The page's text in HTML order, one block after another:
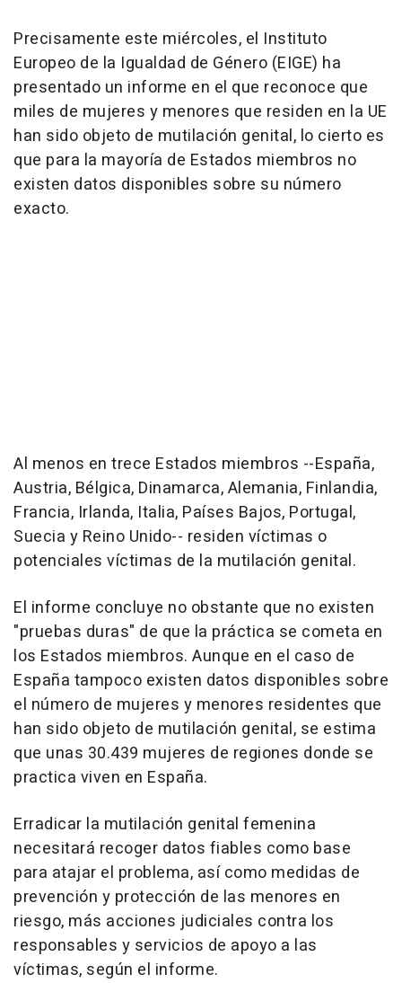
Precisamente este miércoles, el Instituto
Europeo de la Igualdad de Género (EIGE) ha
presentado un informe en el que reconoce que
miles de mujeres y menores que residen en la UE
han sido objeto de mutilación genital, lo cierto es
que para la mayoría de Estados miembros no
existen datos disponibles sobre su número
exacto.
Al menos en trece Estados miembros --España,
Austria, Bélgica, Dinamarca, Alemania, Finlandia,
Francia, Irlanda, Italia, Países Bajos, Portugal,
Suecia y Reino Unido-- residen víctimas o
potenciales víctimas de la mutilación genital.
El informe concluye no obstante que no existen
"pruebas duras" de que la práctica se cometa en
los Estados miembros. Aunque en el caso de
España tampoco existen datos disponibles sobre
el número de mujeres y menores residentes que
han sido objeto de mutilación genital, se estima
que unas 30.439 mujeres de regiones donde se
practica viven en España.
Erradicar la mutilación genital femenina
necesitará recoger datos fiables como base
para atajar el problema, así como medidas de
prevención y protección de las menores en
riesgo, más acciones judiciales contra los
responsables y servicios de apoyo a las
víctimas, según el informe.